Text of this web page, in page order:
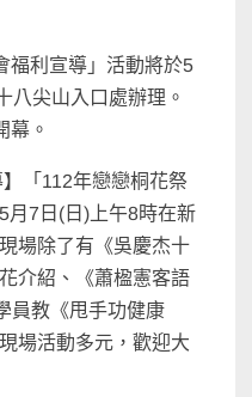
福利宣導」活動將於5
八尖山入口處辦理。
幕。
】「112年戀戀桐花祭
月7日(日)上午8時在新
場除了有《吳慶杰十
介紹、《蕭楹憲客語
員教《甩手功健康
場活動多元，歡迎大